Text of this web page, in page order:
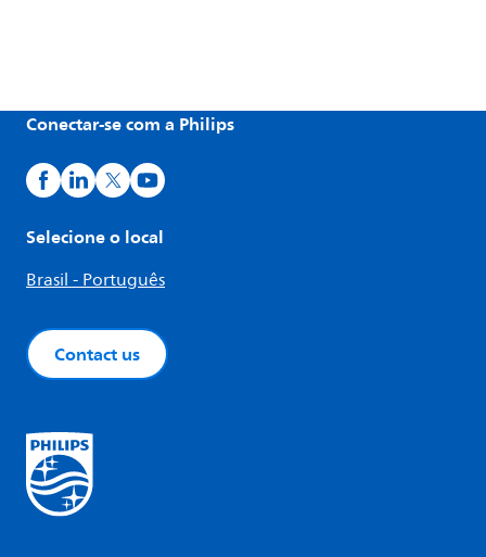
Conectar-se com a Philips
Selecione o local
Brasil - Português
Contact us